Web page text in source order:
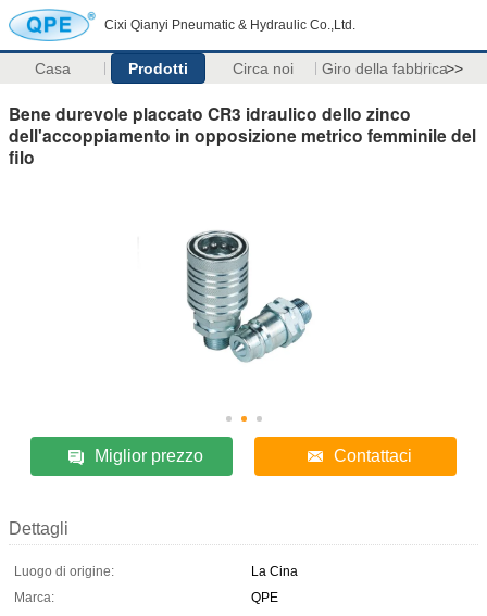
Cixi Qianyi Pneumatic & Hydraulic Co.,Ltd.
Casa Prodotti Circa noi Giro della fabbrica>>
Bene durevole placcato CR3 idraulico dello zinco
dell'accoppiamento in opposizione metrico femminile del
filo
Miglior prezzo Contattaci
Dettagli
Luogo di origine:
La Cina
Marca:
QPE